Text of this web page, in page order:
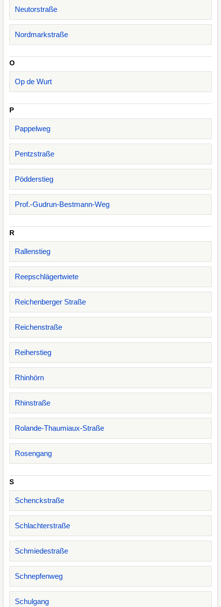
Neutorstraße
Nordmarkstraße
O
Op de Wurt
P
Pappelweg
Pentzstraße
Pödderstieg
Prof.-Gudrun-Bestmann-Weg
R
Rallenstieg
Reepschlägertwiete
Reichenberger Straße
Reichenstraße
Reiherstieg
Rhinhörn
Rhinstraße
Rolande-Thaumiaux-Straße
Rosengang
S
Schenckstraße
Schlachterstraße
Schmiedestraße
Schnepfenweg
Schulgang